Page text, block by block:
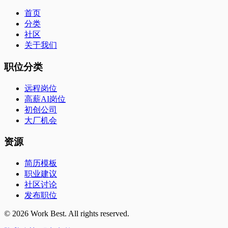
首页
分类
社区
关于我们
职位分类
远程岗位
高薪AI岗位
初创公司
大厂机会
资源
简历模板
职业建议
社区讨论
发布职位
© 2026 Work Best. All rights reserved.